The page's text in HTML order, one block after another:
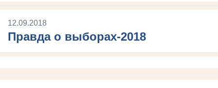
12.09.2018
Правда о выборах-2018